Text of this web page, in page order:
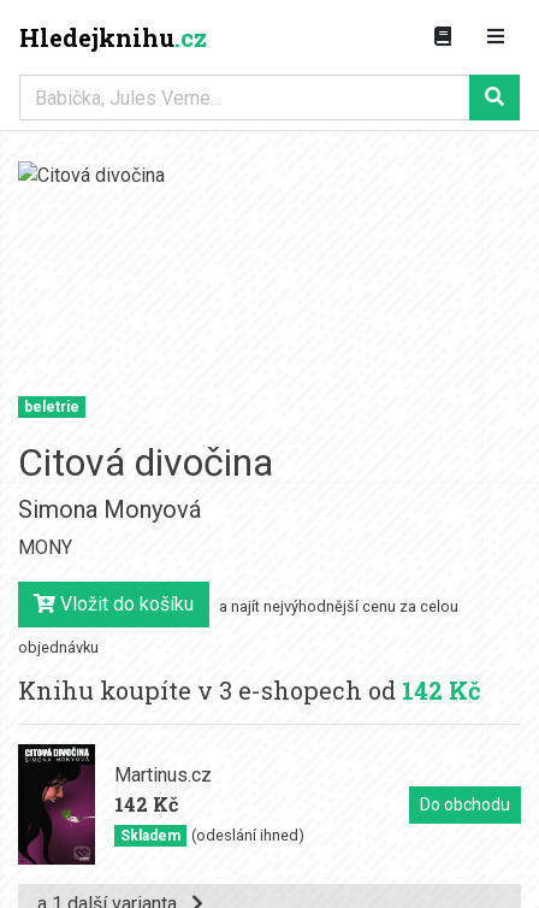
Hledejknihu.cz
beletrie
Citová divočina
Simona Monyová
MONY
Vložit do košíku a najít nejvýhodnější cenu za celou
objednávku
Knihu koupíte v 3 e-shopech od 142 Kč
Martinus.cz
142 Kč
Skladem (odeslání ihned)
Do obchodu